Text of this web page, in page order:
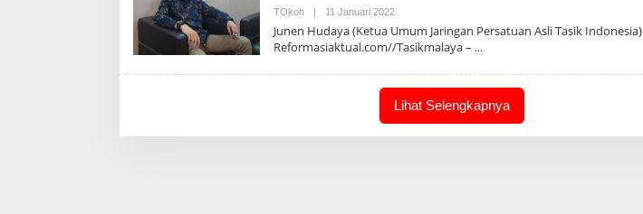
TOkoh | 11 Januari 2022Oleh
Junen Hudaya (Ketua Umum Jaringan Persatuan Asli Tasik Indonesia)
Reformasiaktual.com//Tasikmalaya –
Lihat Selengkapnya